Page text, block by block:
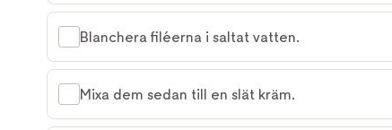
Blanchera filéerna i saltat vatten.
Mixa dem sedan till en slät kräm.